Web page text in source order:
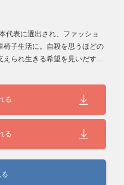
代表に選出され、ファッショ
椅子生活に。自殺を思うほどの
られ生きる希望を見いだす。
る
る